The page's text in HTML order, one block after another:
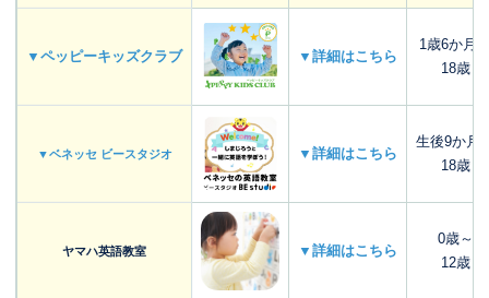
▼ペッピーキッズクラブ ▼詳細はこちら
1歳6か月
18歳
▼ベネッセ ビースタジオ ▼詳細はこちら
生後9か月
18歳
ヤマハ英語教室 ▼詳細はこちら
0歳～
12歳